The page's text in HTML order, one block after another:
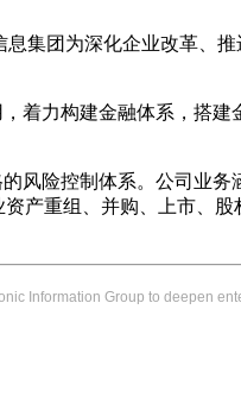
集团为深化企业改革、
着力构建金融体系，搭
风险控制体系。公司业
产重组、并购、上市、
Information Group to deepen